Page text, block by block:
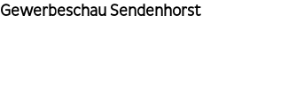
Gewerbeschau Sendenhorst